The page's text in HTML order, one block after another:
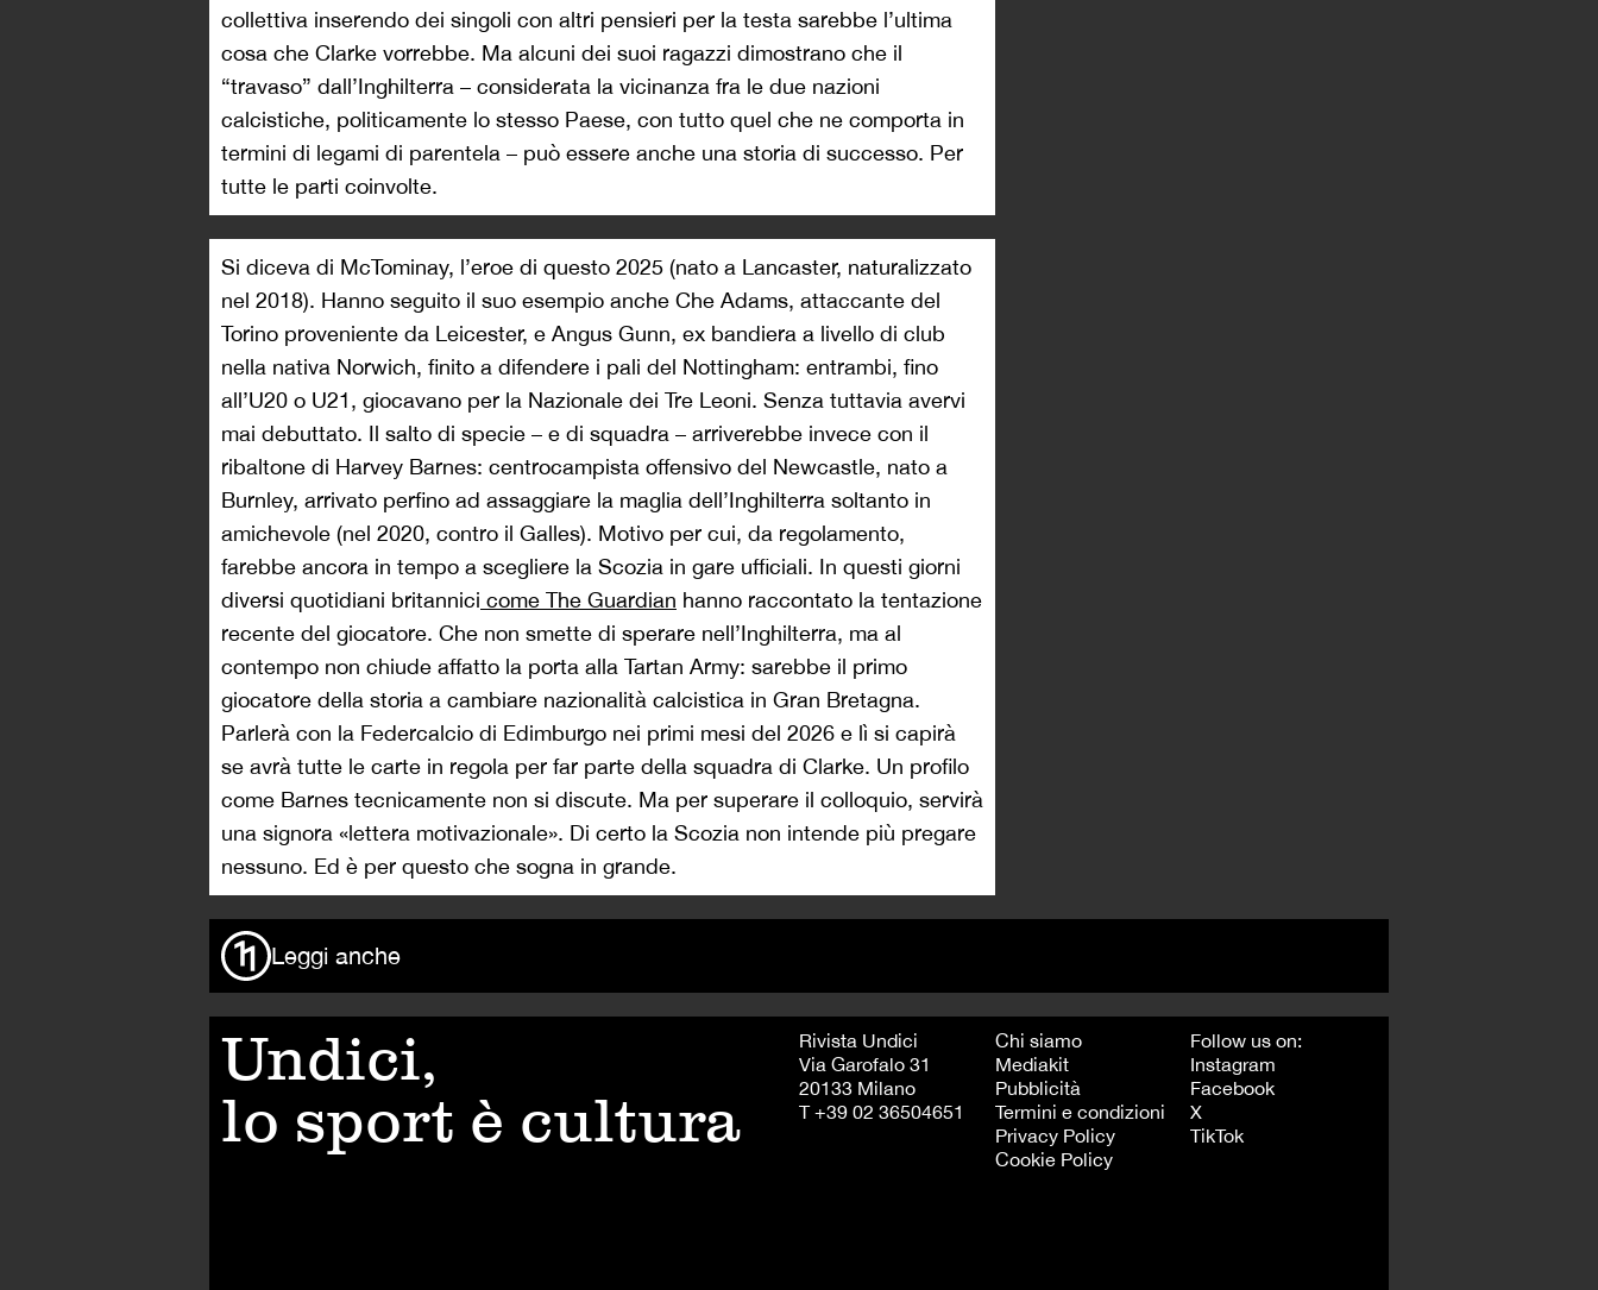
collettiva inserendo dei singoli con altri pensieri per la testa sarebbe l’ultima
cosa che Clarke vorrebbe. Ma alcuni dei suoi ragazzi dimostrano che il
“travaso” dall’Inghilterra – considerata la vicinanza fra le due nazioni
calcistiche, politicamente lo stesso Paese, con tutto quel che ne comporta in
termini di legami di parentela – può essere anche una storia di successo. Per
tutte le parti coinvolte.
Si diceva di McTominay, l’eroe di questo 2025 (nato a Lancaster, naturalizzato
nel 2018). Hanno seguito il suo esempio anche Che Adams, attaccante del
Torino proveniente da Leicester, e Angus Gunn, ex bandiera a livello di club
nella nativa Norwich, finito a difendere i pali del Nottingham: entrambi, fino
all’U20 o U21, giocavano per la Nazionale dei Tre Leoni. Senza tuttavia avervi
mai debuttato. Il salto di specie – e di squadra – arriverebbe invece con il
ribaltone di Harvey Barnes: centrocampista offensivo del Newcastle, nato a
Burnley, arrivato perfino ad assaggiare la maglia dell’Inghilterra soltanto in
amichevole (nel 2020, contro il Galles). Motivo per cui, da regolamento,
farebbe ancora in tempo a scegliere la Scozia in gare ufficiali. In questi giorni
diversi quotidiani britannici come The Guardian hanno raccontato la tentazione
recente del giocatore. Che non smette di sperare nell’Inghilterra, ma al
contempo non chiude affatto la porta alla Tartan Army: sarebbe il primo
giocatore della storia a cambiare nazionalità calcistica in Gran Bretagna.
Parlerà con la Federcalcio di Edimburgo nei primi mesi del 2026 e lì si capirà
se avrà tutte le carte in regola per far parte della squadra di Clarke. Un profilo
come Barnes tecnicamente non si discute. Ma per superare il colloquio, servirà
una signora «lettera motivazionale». Di certo la Scozia non intende più pregare
nessuno. Ed è per questo che sogna in grande.
Leggi anche
Undici,
lo sport è cultura
Rivista Undici
Via Garofalo 31
20133 Milano
T +39 02 36504651
Chi siamo
Mediakit
Pubblicità
Termini e condizioni
Privacy Policy
Cookie Policy
Follow us on:
Instagram
Facebook
X
TikTok